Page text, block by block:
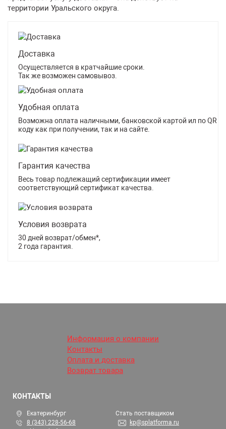
территории Уральского округа.
Доставка
Осуществляется в кратчайшие сроки.
Так же возможен самовывоз.
Удобная оплата
Возможна оплата наличными, банковской картой ил по QR
коду как при получении, так и на сайте.
Гарантия качества
Весь товар подлежащий сертификации имеет
соответствующий сертификат качества.
Условия возврата
30 дней возврат/обмен*,
2 года гарантия.
Информация о компании
Контакты
Оплата и доставка
Возврат товара
КОНТАКТЫ
Екатеринбург
8 (343) 228-56-68
Стать поставщиком
kp@splatforma.ru